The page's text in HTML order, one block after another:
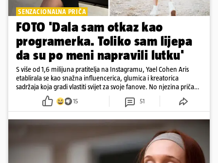
SENZACIONALNA PRIČA
FOTO 'Dala sam otkaz kao
programerka. Toliko sam lijepa
da su po meni napravili lutku'
S više od 1,6 milijuna pratitelja na Instagramu, Yael Cohen Aris
etablirala se kao snažna influencerica, glumica i kreatorica
sadržaja koja gradi vlastiti svijet za svoje fanove. No njezina priča
pokazuje da online slava dolazi i s neočekivanim izazovima
15 51